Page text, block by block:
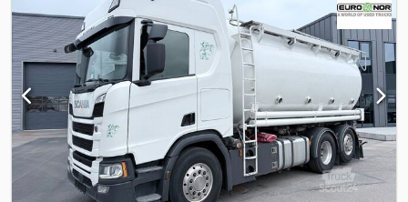
climatisation, compresseur, programme électronique de
stabilité (ESP), Fabricant : Scania Modèle : R500 NGS CR20H 6x2,
silo de 26 m3 – compresseur – ralentisseur Année : 2020 État : bon
Numéro de série : YS2R6X20005584821 Référence : 148144 Date
d’immatriculation : 30-04-2020 Puissance : 500 ch Kilométrage :
812 000 km Boîte de vitesses : Opticruise GRS905R Norme
européenne : 6 Réservoir de carburant : 1 Capacité du réservoir :
500 l Caméra de recul : ? Chauffage de cabine : ? Climatisation : ?
Nombre de couchettes : 1 Type de cabine : CR20H Sièges en cuir :
? Radio : ? Réfrigérateur : ? Talkie-walkie : ? Freins à disque : ? ABS :